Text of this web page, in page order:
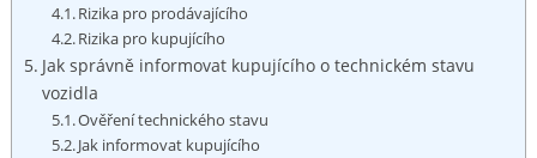
Rizika pro prodávajícího
Rizika pro kupujícího
Jak správně informovat kupujícího o technickém stavu
vozidla
Ověření technického stavu
Jak informovat kupujícího